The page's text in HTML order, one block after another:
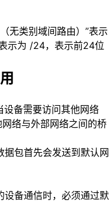
无类别域间路由）”表示
示为 /24，表示前24位
备需要访问其他网络
络与外部网络之间的桥
包首先会发送到默认网
设备通信时，必须通过默